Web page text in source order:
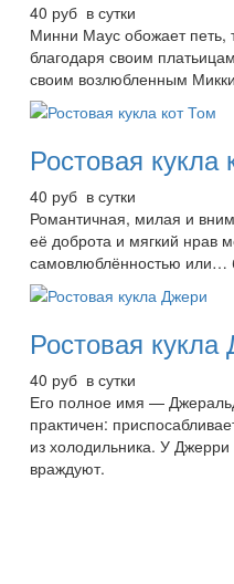
40 руб в сутки
Минни Маус обожает петь,
благодаря своим
своим возлюбленным
Ростовая кукла
40 руб в сутки
Романтичная, милая и
её доброта и мягкий нрав
самовлюблённостью или…
Ростовая кукла
40 руб в сутки
Его полное имя —
практичен:
из холодильника. У
враждуют.